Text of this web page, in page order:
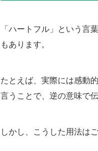
「ハートフル」という言
もあります。
たとえば、実際には感動
言うことで、逆の意味で
しかし、こうした用法は